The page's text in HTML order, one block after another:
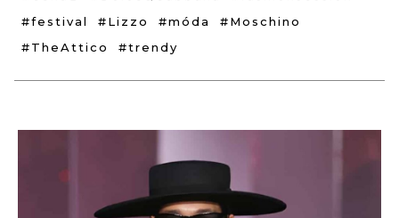
#festival
#Lizzo #móda
#Moschino
#TheAttico
#trendy